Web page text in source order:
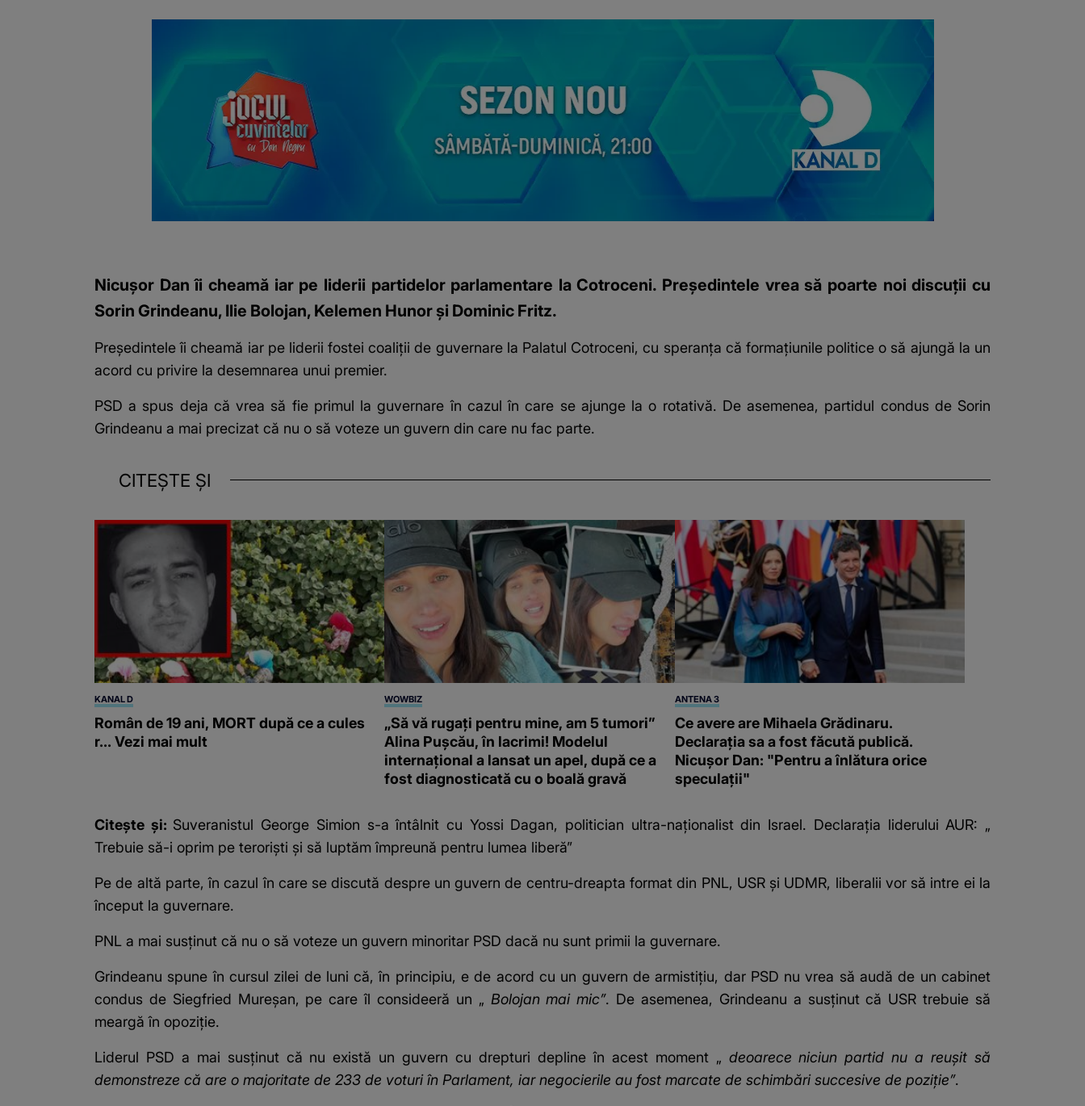
Nicușor Dan îi cheamă iar pe liderii partidelor parlamentare la Cotroceni. Președintele vrea să poarte noi discuții cu
Sorin Grindeanu, Ilie Bolojan, Kelemen Hunor și Dominic Fritz.
Președintele îi cheamă iar pe liderii fostei coaliții de guvernare la Palatul Cotroceni, cu speranța că formațiunile politice o să ajungă la un
acord cu privire la desemnarea unui premier.
PSD a spus deja că vrea să fie primul la guvernare în cazul în care se ajunge la o rotativă. De asemenea, partidul condus de Sorin
Grindeanu a mai precizat că nu o să voteze un guvern din care nu fac parte.
CITEȘTE ȘI
KANAL D
Român de 19 ani, MORT după ce a cules
r... Vezi mai mult
WOWBIZ
„Să vă rugați pentru mine, am 5 tumori”
Alina Pușcău, în lacrimi! Modelul
internațional a lansat un apel, după ce a
fost diagnosticată cu o boală gravă
ANTENA 3
Ce avere are Mihaela Grădinaru.
Declarația sa a fost făcută publică.
Nicușor Dan: "Pentru a înlătura orice
speculații"
Citește și: Suveranistul George Simion s-a întâlnit cu Yossi Dagan, politician ultra-naționalist din Israel. Declarația liderului AUR: „
Trebuie să-i oprim pe teroriști și să luptăm împreună pentru lumea liberă”
Pe de altă parte, în cazul în care se discută despre un guvern de centru-dreapta format din PNL, USR și UDMR, liberalii vor să intre ei la
început la guvernare.
PNL a mai susținut că nu o să voteze un guvern minoritar PSD dacă nu sunt primii la guvernare.
Grindeanu spune în cursul zilei de luni că, în principiu, e de acord cu un guvern de armistițiu, dar PSD nu vrea să audă de un cabinet
condus de Siegfried Mureșan, pe care îl consideeră un „ Bolojan mai mic”. De asemenea, Grindeanu a susținut că USR trebuie să
meargă în opoziție.
Liderul PSD a mai susținut că nu există un guvern cu drepturi depline în acest moment „ deoarece niciun partid nu a reușit să
demonstreze că are o majoritate de 233 de voturi în Parlament, iar negocierile au fost marcate de schimbări succesive de poziție”.